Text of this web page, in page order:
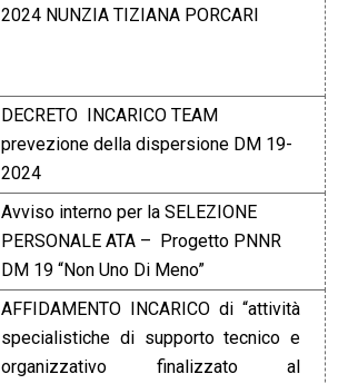
2024 NUNZIA TIZIANA PORCARI
DECRETO INCARICO TEAM
prevezione della dispersione DM 19-
2024
Avviso interno per la SELEZIONE
PERSONALE ATA – Progetto PNNR
DM 19 “Non Uno Di Meno”
AFFIDAMENTO INCARICO di “attività
specialistiche di supporto tecnico e
organizzativo finalizzato al